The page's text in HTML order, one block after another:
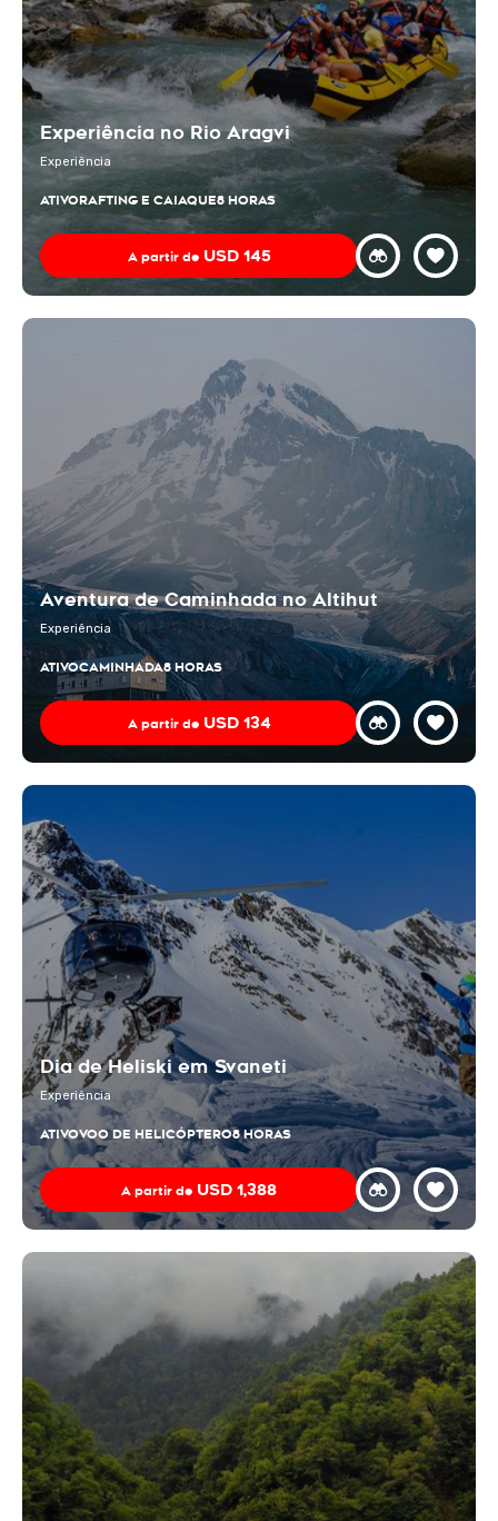
Experiência no Rio Aragvi
Experiência
ATIVORAFTING E CAIAQUE8 HORAS
A partir de USD 145
Aventura de Caminhada no Altihut
Experiência
ATIVOCAMINHADA8 HORAS
A partir de USD 134
Dia de Heliski em Svaneti
Experiência
ATIVOVOO DE HELICÓPTERO8 HORAS
A partir de USD 1,388